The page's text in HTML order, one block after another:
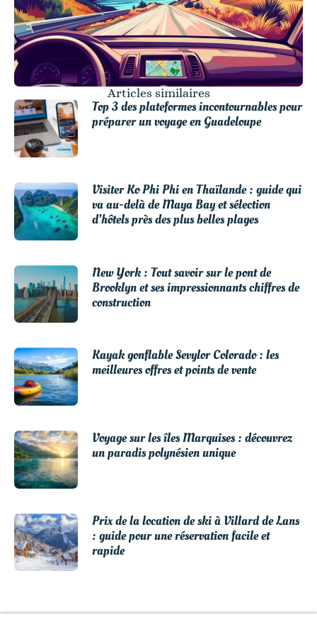
Articles similaires
Top 3 des plateformes incontournables pour
préparer un voyage en Guadeloupe
Visiter Ko Phi Phi en Thaïlande : guide qui
va au-delà de Maya Bay et sélection
d’hôtels près des plus belles plages
New York : Tout savoir sur le pont de
Brooklyn et ses impressionnants chiffres de
construction
Kayak gonflable Sevylor Colorado : les
meilleures offres et points de vente
Voyage sur les îles Marquises : découvrez
un paradis polynésien unique
Prix de la location de ski à Villard de Lans
: guide pour une réservation facile et
rapide